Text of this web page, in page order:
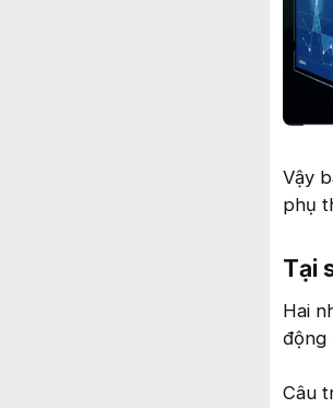
Vậy
phụ
Tại
Hai
động
Câu